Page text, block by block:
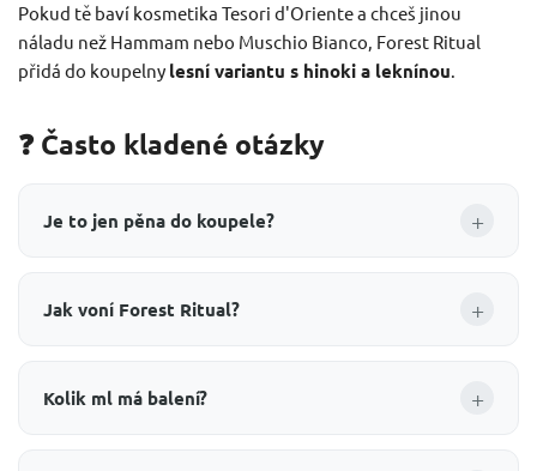
Pokud tě baví kosmetika Tesori d'Oriente a chceš jinou
náladu než Hammam nebo Muschio Bianco, Forest Ritual
přidá do koupelny lesní variantu s hinoki a leknínou.
❓ Často kladené otázky
Je to jen pěna do koupele? +
Jak voní Forest Ritual? +
Kolik ml má balení? +